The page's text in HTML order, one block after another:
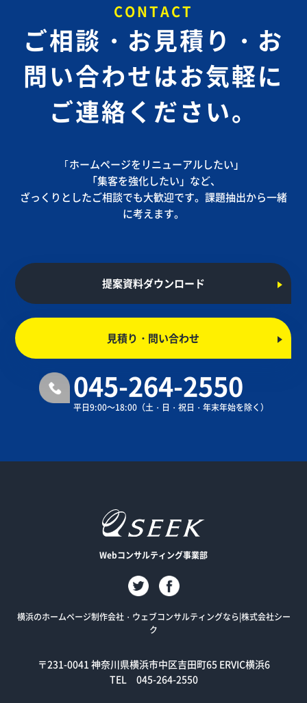
CONTACT
ご相談・お見積り・お
問い合わせはお気軽に
ご連絡ください。
｢ホームページをリニューアルしたい」
「集客を強化したい」など、
ざっくりとしたご相談でも大歓迎です。課題抽出から一緒
に考えます。
提案資料ダウンロード
見積り・問い合わせ
045-264-2550
平日9:00～18:00（土・日・祝日・年末年始を除く）
Webコンサルティング事業部
横浜のホームページ制作会社・ウェブコンサルティングなら|株式会社シー
ク
〒231-0041 神奈川県横浜市中区吉田町65 ERVIC横浜6
TEL 045-264-2550